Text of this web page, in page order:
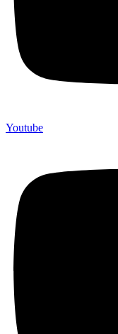
Youtube